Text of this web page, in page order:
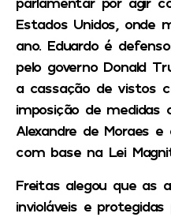
Estados Unidos, onde
ano. Eduardo é
pelo governo Donald
a cassação de vistos
imposição de medidas
Alexandre de Moraes
com base na Lei
Freitas alegou que as
invioláveis e